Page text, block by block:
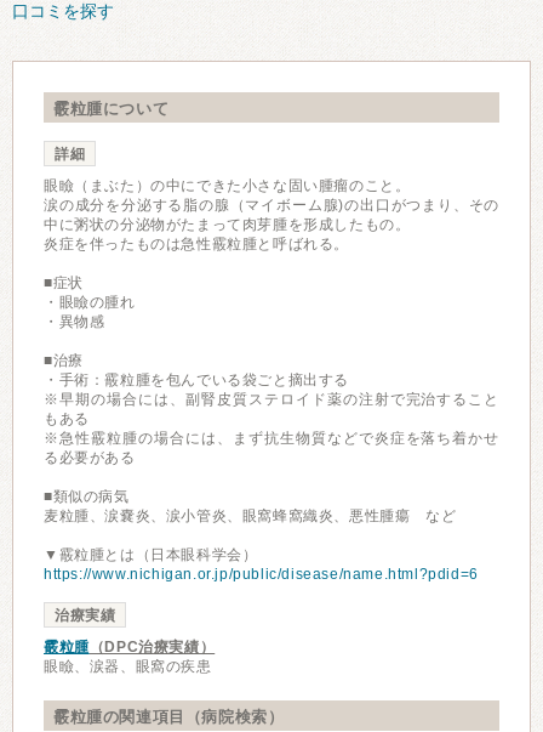
口コミを探す
霰粒腫について
詳細
眼瞼（まぶた）の中にできた小さな固い腫瘤のこと。
涙の成分を分泌する脂の腺（マイボーム腺)の出口がつまり、その
中に粥状の分泌物がたまって肉芽腫を形成したもの。
炎症を伴ったものは急性霰粒腫と呼ばれる。
■症状
・眼瞼の腫れ
・異物感
■治療
・手術：霰粒腫を包んでいる袋ごと摘出する
※早期の場合には、副腎皮質ステロイド薬の注射で完治すること
もある
※急性霰粒腫の場合には、まず抗生物質などで炎症を落ち着かせ
る必要がある
■類似の病気
麦粒腫、涙嚢炎、涙小管炎、眼窩蜂窩織炎、悪性腫瘍 など
▼霰粒腫とは（日本眼科学会）
https://www.nichigan.or.jp/public/disease/name.html?pdid=6
治療実績
霰粒腫（DPC治療実績）
眼瞼、涙器、眼窩の疾患
霰粒腫の関連項目（病院検索）